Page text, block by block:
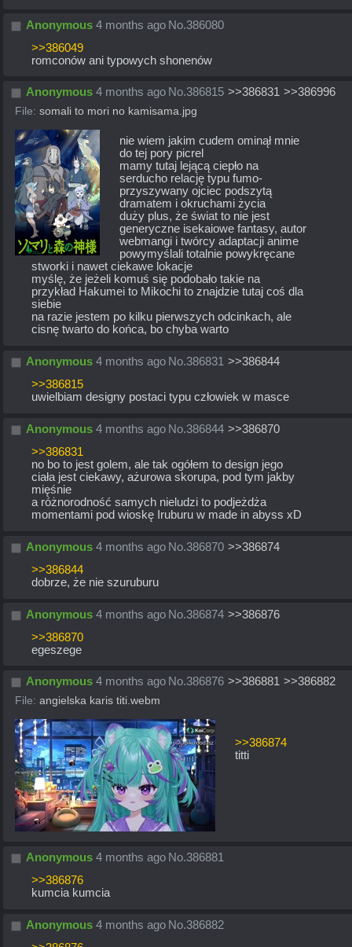
Anonymous 4 months ago No.386080
>>386049
romconów ani typowych shonenów
Anonymous 4 months ago No.386815 >>386831 >>386996
File: somali to mori no kamisama.jpg
nie wiem jakim cudem ominął mnie
do tej pory picrel
mamy tutaj lejącą ciepło na
serducho relację typu fumo-
przyszywany ojciec podszytą
dramatem i okruchami życia
duży plus, że świat to nie jest
generyczne isekaiowe fantasy, autor
webmangi i twórcy adaptacji anime
powymyślali totalnie powykręcane
stworki i nawet ciekawe lokacje
myślę, że jeżeli komuś się podobało takie na
przykład Hakumei to Mikochi to znajdzie tutaj coś dla
siebie
na razie jestem po kilku pierwszych odcinkach, ale
cisnę twarto do końca, bo chyba warto
Anonymous 4 months ago No.386831 >>386844
>>386815
uwielbiam designy postaci typu człowiek w masce
Anonymous 4 months ago No.386844 >>386870
>>386831
no bo to jest golem, ale tak ogółem to design jego
ciała jest ciekawy, ażurowa skorupa, pod tym jakby
mięśnie
a różnorodność samych nieludzi to podjeżdża
momentami pod wioskę Iruburu w made in abyss xD
Anonymous 4 months ago No.386870 >>386874
>>386844
dobrze, że nie szuruburu
Anonymous 4 months ago No.386874 >>386876
>>386870
egeszege
Anonymous 4 months ago No.386876 >>386881 >>386882
File: angielska karis titi.webm
>>386874
titti
Anonymous 4 months ago No.386881
>>386876
kumcia kumcia
Anonymous 4 months ago No.386882